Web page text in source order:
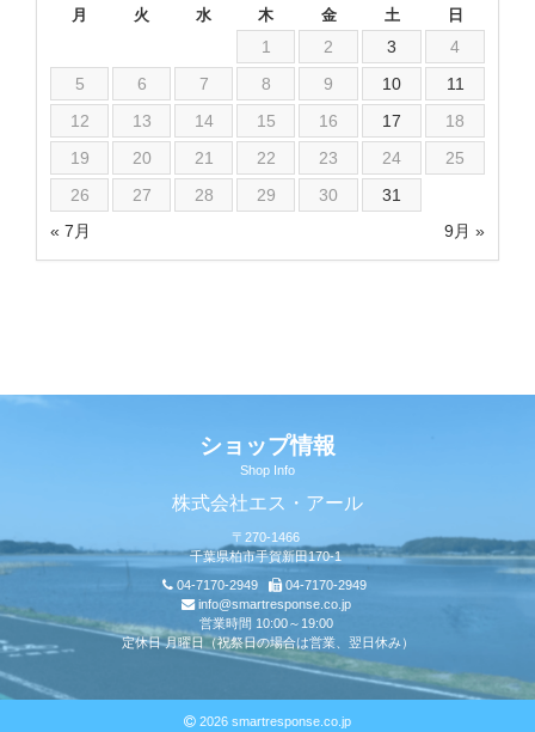
月 火 水 木 金 土 日
« 7月 9月 »
1 2 3
4
5
6 7 8 9 10
11
12
13 14 15 16 17
18
19
20 21 22 23 24
25
26
27 28 29 30 31
ショップ情報
Shop Info
株式会社エス・アール
〒270-1466
千葉県柏市手賀新田170-1
04-7170-2949
04-7170-2949
info@smartresponse.co.jp
営業時間 10:00～19:00
定休日 月曜日（祝祭日の場合は営業、翌日休み）
2026 smartresponse.co.jp